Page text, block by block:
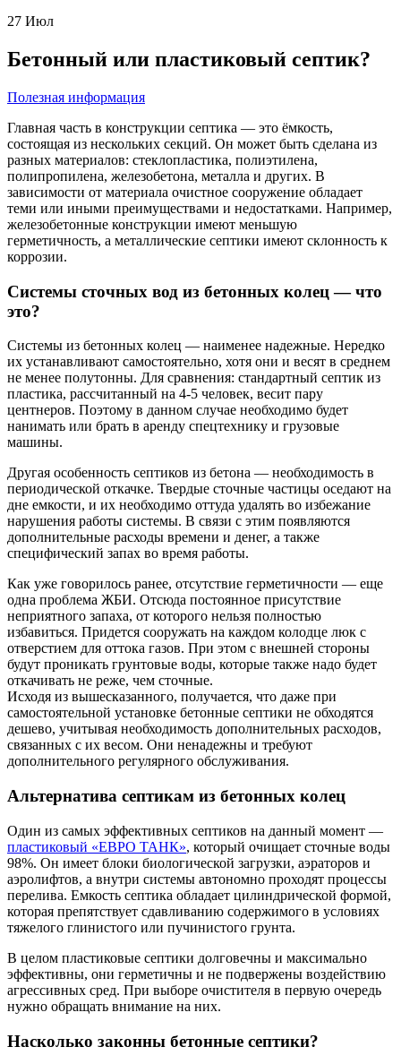
27 Июл
Бетонный или пластиковый септик?
Полезная информация
Главная часть в конструкции септика — это ёмкость,
состоящая из нескольких секций. Он может быть сделана из
разных материалов: стеклопластика, полиэтилена,
полипропилена, железобетона, металла и других. В
зависимости от материала очистное сооружение обладает
теми или иными преимуществами и недостатками. Например,
железобетонные конструкции имеют меньшую
герметичность, а металлические септики имеют склонность к
коррозии.
Системы сточных вод из бетонных колец — что
это?
Системы из бетонных колец — наименее надежные. Нередко
их устанавливают самостоятельно, хотя они и весят в среднем
не менее полутонны. Для сравнения: стандартный септик из
пластика, рассчитанный на 4-5 человек, весит пару
центнеров. Поэтому в данном случае необходимо будет
нанимать или брать в аренду спецтехнику и грузовые
машины.
Другая особенность септиков из бетона — необходимость в
периодической откачке. Твердые сточные частицы оседают на
дне емкости, и их необходимо оттуда удалять во избежание
нарушения работы системы. В связи с этим появляются
дополнительные расходы времени и денег, а также
специфический запах во время работы.
Как уже говорилось ранее, отсутствие герметичности — еще
одна проблема ЖБИ. Отсюда постоянное присутствие
неприятного запаха, от которого нельзя полностью
избавиться. Придется сооружать на каждом колодце люк с
отверстием для оттока газов. При этом с внешней стороны
будут проникать грунтовые воды, которые также надо будет
откачивать не реже, чем сточные.
Исходя из вышесказанного, получается, что даже при
самостоятельной установке бетонные септики не обходятся
дешево, учитывая необходимость дополнительных расходов,
связанных с их весом. Они ненадежны и требуют
дополнительного регулярного обслуживания.
Альтернатива септикам из бетонных колец
Один из самых эффективных септиков на данный момент —
пластиковый «ЕВРО ТАНК», который очищает сточные воды
98%. Он имеет блоки биологической загрузки, аэраторов и
аэролифтов, а внутри системы автономно проходят процессы
перелива. Емкость септика обладает цилиндрической формой,
которая препятствует сдавливанию содержимого в условиях
тяжелого глинистого или пучинистого грунта.
В целом пластиковые септики долговечны и максимально
эффективны, они герметичны и не подвержены воздействию
агрессивных сред. При выборе очистителя в первую очередь
нужно обращать внимание на них.
Насколько законны бетонные септики?